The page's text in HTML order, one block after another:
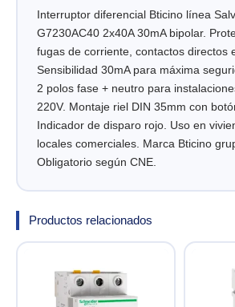
Interruptor diferencial Bticino línea
G7230AC40 2x40A 30mA bipolar.
fugas de corriente, contactos directos
Sensibilidad 30mA para máxima
2 polos fase + neutro para
220V. Montaje riel DIN 35mm con
Indicador de disparo rojo. Uso en
locales comerciales. Marca Bticino
Obligatorio según CNE.
Productos relacionados